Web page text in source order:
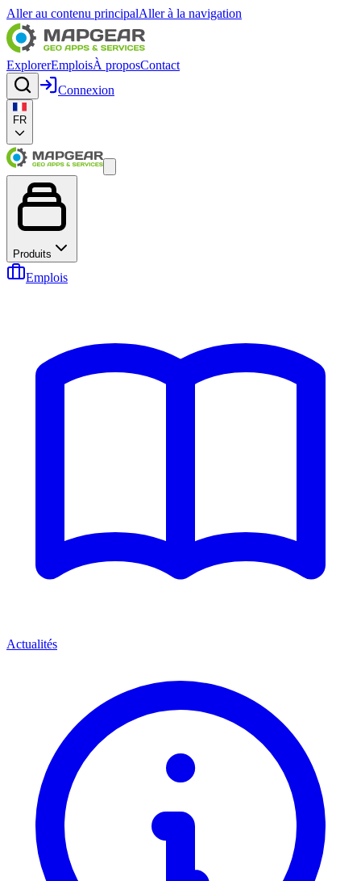
Aller au contenu principalAller à la navigation
ExplorerEmploisÀ proposContact
Connexion
FR
Produits
Emplois
Actualités